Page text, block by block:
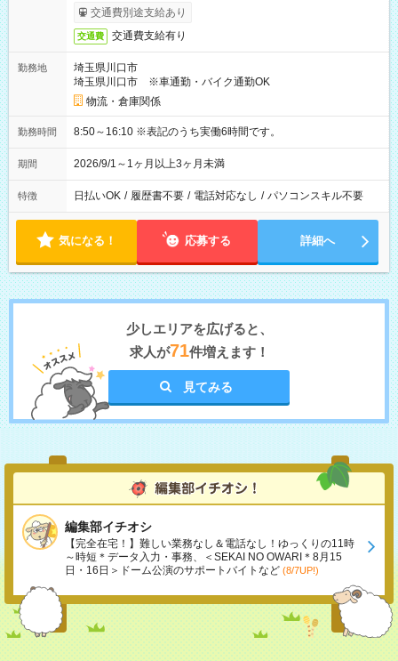
交通費別途支給あり
交通費 交通費支給有り
勤務地
埼玉県川口市
埼玉県川口市 ※車通勤・バイク通勤OK
物流・倉庫関係
勤務時間 8:50～16:10 ※表記のうち実働6時間です。
期間 2026/9/1～1ヶ月以上3ヶ月未満
特徴 日払いOK / 履歴書不要 / 電話対応なし / パソコンスキル不要
気になる！ 応募する 詳細へ
少しエリアを広げると、
求人が71件増えます！
見てみる
編集部イチオシ
【完全在宅！】難しい業務なし＆電話なし！ゆっくりの11時
～時短＊データ入力・事務、＜SEKAI NO OWARI＊8月15
日・16日＞ドーム公演のサポートバイトなど (8/7UP!)